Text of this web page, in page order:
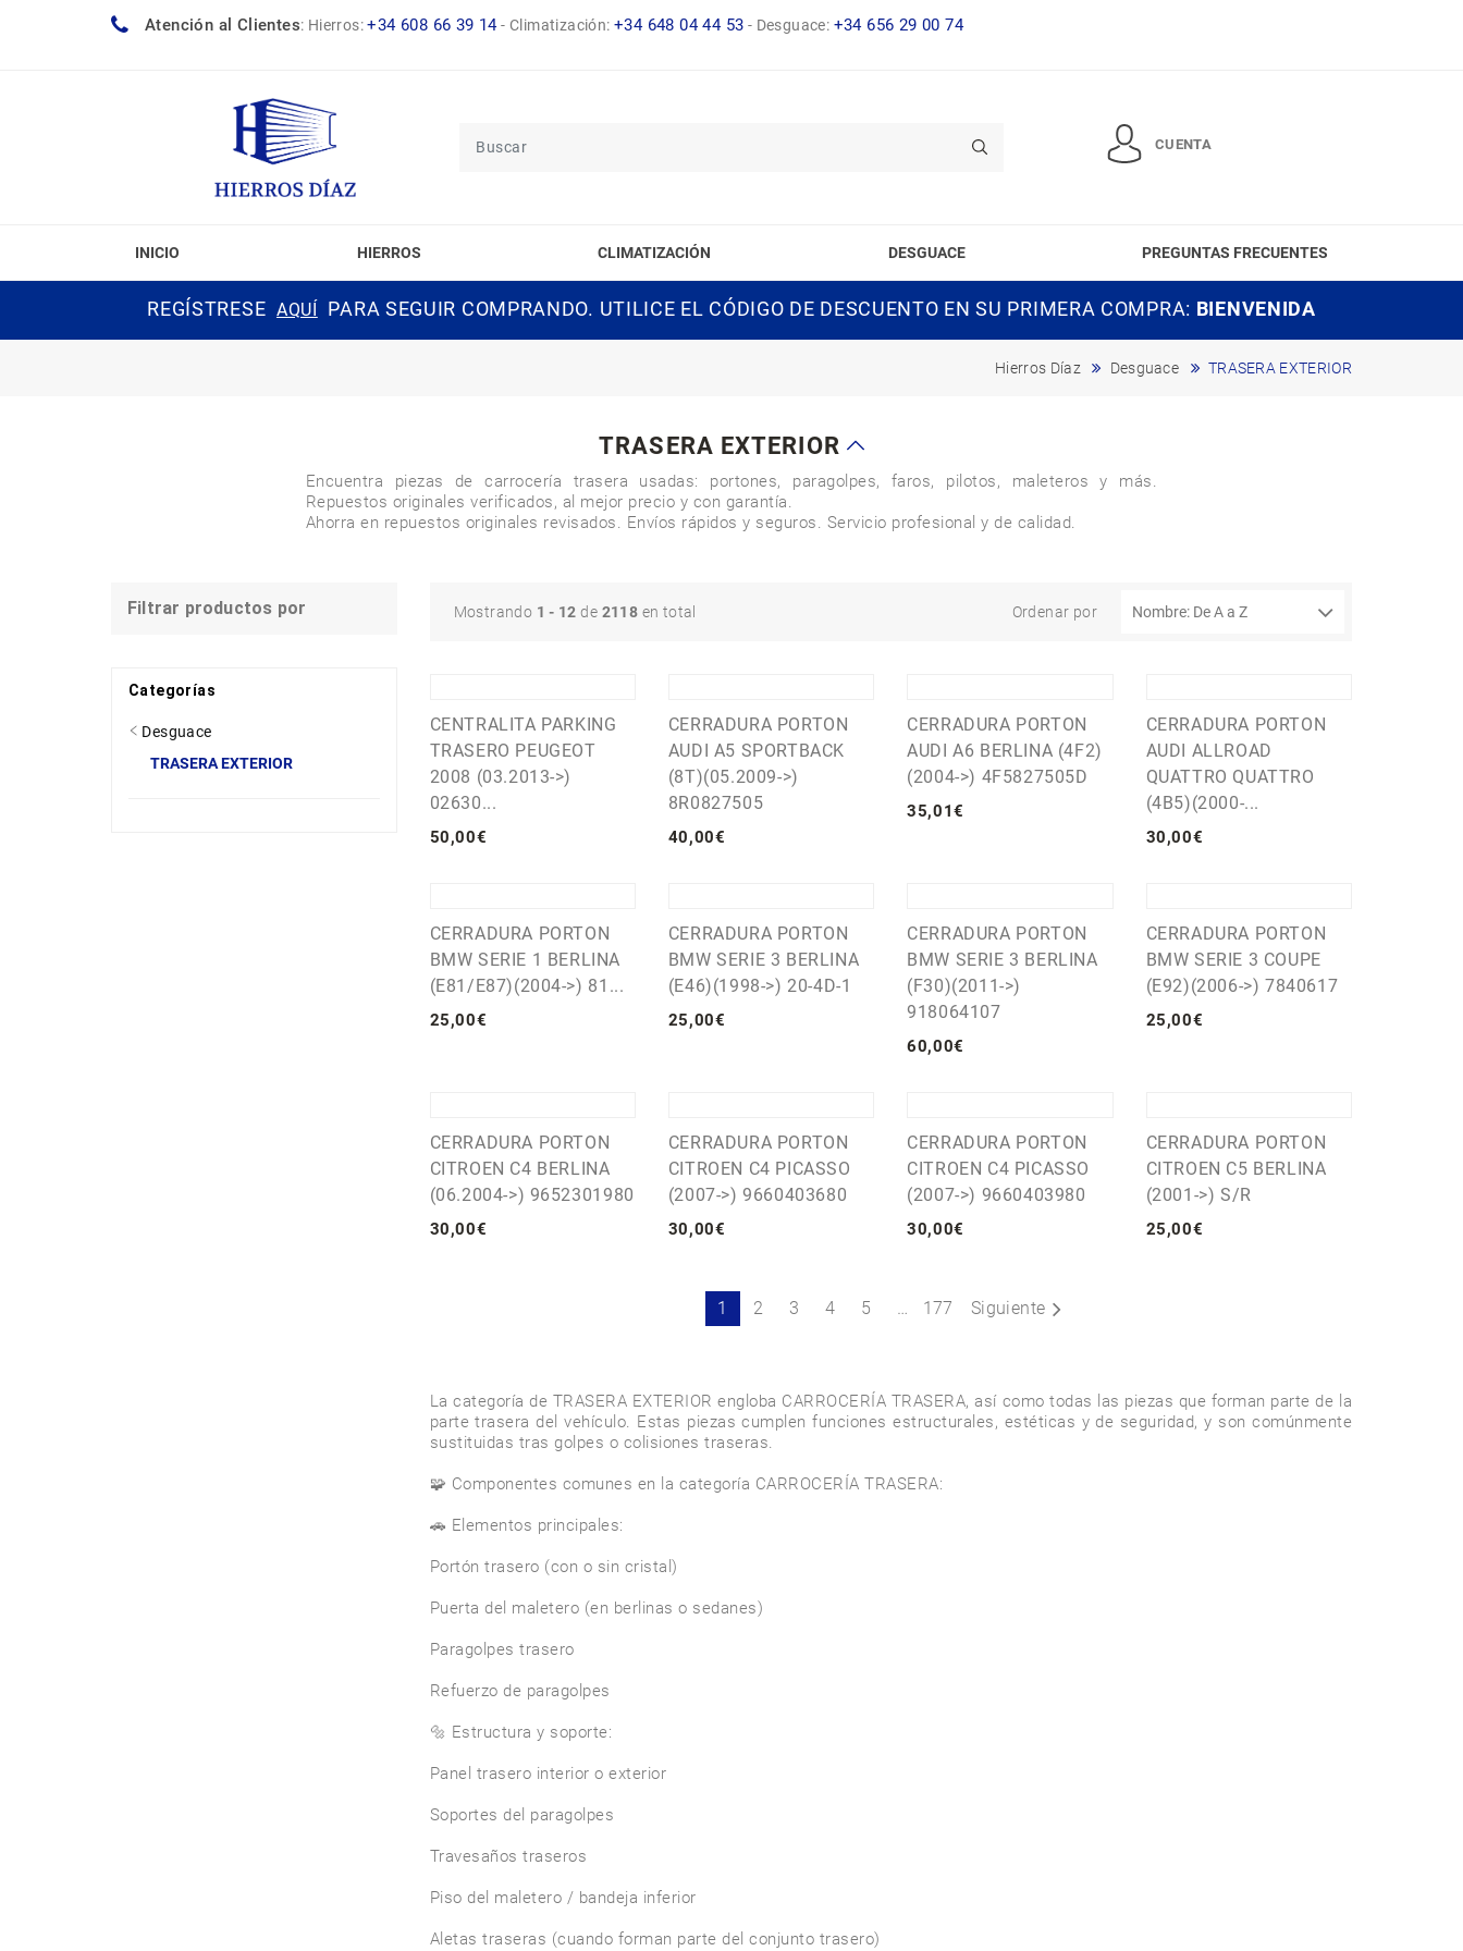
Atención al Clientes: Hierros:+34 608 66 39 14-Climatización:+34 648 04 44 53 - Desguace: +34 656 29 00 74
CUENTA
INICIO HIERROS CLIMATIZACIÓN DESGUACE PREGUNTAS FRECUENTES
REGÍSTRESE AQUÍ PARA SEGUIR COMPRANDO. UTILICE EL CÓDIGO DE DESCUENTO EN SU PRIMERA COMPRA: BIENVENIDA
Hierros Díaz Desguace TRASERA EXTERIOR
TRASERA EXTERIOR
Encuentra piezas de carrocería trasera usadas: portones, paragolpes, faros, pilotos, maleteros y más.
Repuestos originales verificados, al mejor precio y con garantía.
Ahorra en repuestos originales revisados. Envíos rápidos y seguros. Servicio profesional y de calidad.
Mostrando 1 - 12 de 2118 en total Ordenar por
CENTRALITA PARKING
TRASERO PEUGEOT
2008 (03.2013->)
02630...
50,00€
CERRADURA PORTON
AUDI A5 SPORTBACK
(8T)(05.2009->)
8R0827505
40,00€
CERRADURA PORTON
AUDI A6 BERLINA (4F2)
(2004->) 4F5827505D
35,01€
CERRADURA PORTON
AUDI ALLROAD
QUATTRO QUATTRO
(4B5)(2000-...
30,00€
CERRADURA PORTON
BMW SERIE 1 BERLINA
(E81/E87)(2004->) 81...
25,00€
CERRADURA PORTON
BMW SERIE 3 BERLINA
(E46)(1998->) 20-4D-1
25,00€
CERRADURA PORTON
BMW SERIE 3 BERLINA
(F30)(2011->)
918064107
60,00€
CERRADURA PORTON
BMW SERIE 3 COUPE
(E92)(2006->) 7840617
25,00€
CERRADURA PORTON
CITROEN C4 BERLINA
(06.2004->) 9652301980
30,00€
CERRADURA PORTON
CITROEN C4 PICASSO
(2007->) 9660403680
30,00€
CERRADURA PORTON
CITROEN C4 PICASSO
(2007->) 9660403980
30,00€
CERRADURA PORTON
CITROEN C5 BERLINA
(2001->) S/R
25,00€
1 2 3 4 5 177 Siguiente
La categoría de TRASERA EXTERIOR engloba CARROCERÍA TRASERA, así como todas las piezas que forman parte de la
parte trasera del vehículo. Estas piezas cumplen funciones estructurales, estéticas y de seguridad, y son comúnmente
sustituidas tras golpes o colisiones traseras.
🧩 Componentes comunes en la categoría CARROCERÍA TRASERA:
🚗 Elementos principales:
Portón trasero (con o sin cristal)
Puerta del maletero (en berlinas o sedanes)
Paragolpes trasero
Refuerzo de paragolpes
🔩 Estructura y soporte:
Panel trasero interior o exterior
Soportes del paragolpes
Travesaños traseros
Piso del maletero / bandeja inferior
Aletas traseras (cuando forman parte del conjunto trasero)
Filtrar productos por
Categorías
Desguace
TRASERA EXTERIOR